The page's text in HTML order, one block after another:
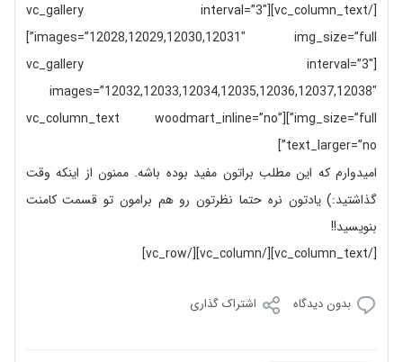
[/vc_column_text][vc_gallery interval=”3″
images=”12028,12029,12030,12031″ img_size=”full”]
[vc_gallery interval=”3″
images=”12032,12033,12034,12035,12036,12037,12038″
img_size=”full”][vc_column_text woodmart_inline=”no”
text_larger=”no”]
امیدوارم که این مطلب براتون مفید بوده باشه. ممنون از اینکه وقت
گذاشتید:) یادتون نره حتما نظرتون رو هم برامون تو قسمت کامنت
بنویسید!!
[/vc_column_text][/vc_column][/vc_row]
بدون دیدگاه اشتراک گذاری